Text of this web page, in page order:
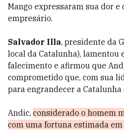
Mango expressaram sua dor e
empresário.
Salvador Illa, presidente da
local da Catalunha), lamentou
falecimento e afirmou que
comprometido que, com sua
para engrandecer a
Andic, considerado o homem
com uma fortuna estimada